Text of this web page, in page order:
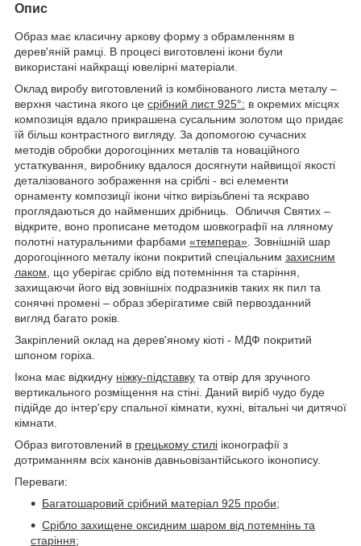
Опис
Образ має класичну аркову форму з обрамленням в
дерев'яній рамці. В процесі виготовлені ікони були
використані найкращі ювелірні матеріали.
Оклад виробу виготовлений із комбінованого листа металу –
верхня частина якого це срібний лист 925°: в окремих місцях
композиція вдало прикрашена сусальним золотом що придає
їй більш контрастного вигляду. За допомогою сучасних
методів обробки дорогоцінних металів та новаційного
устаткування, виробнику вдалося досягнути найвищої якості
деталізованого зображення на сріблі - всі елементи
орнаменту композиції ікони чітко вирізьблені та яскраво
проглядаються до найменших дрібниць. Обличчя Святих –
відкрите, воно прописане методом шовкографії на лляному
полотні натуральними фарбами «темпера» . Зовнішній шар
дорогоцінного металу ікони покритий спеціальним захисним
лаком , що уберігає срібло від потемніння та старіння,
захищаючи його від зовнішніх подразників таких як пил та
сонячні промені – образ зберігатиме свій первозданний
вигляд багато років.
Закріплений оклад на дерев'яному кіоті - МДФ покритий
шпоном горіха.
Ікона має відкидну ніжку-підставку та отвір для зручного
вертикального розміщення на стіні. Даний виріб чудо буде
підійде до інтер'єру спальної кімнати, кухні, вітальні чи дитячої
кімнати.
Образ виготовлений в грецькому стилі іконографії з
дотриманням всіх канонів давньовізантійського іконопису.
Переваги:
Багатошаровий срібний матеріал 925 проби;
Срібло захищене оксидним шаром від потемнінь та
старіння;